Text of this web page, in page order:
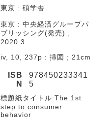
東京 : 碩学舎
東京 : 中央経済グループパ
ブリッシング(発売) ,
2020.3
iv, 10, 237p : 挿図 ; 21cm
ISB
N
978450233341
5
標題紙タイトル:The 1st
step to consumer
behavior